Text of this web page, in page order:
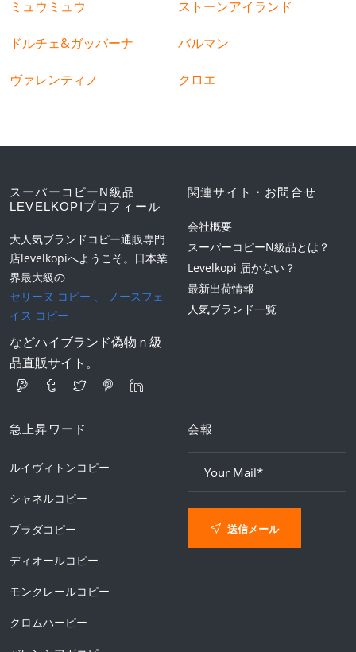
ミュウミュウ ストーンアイランド
ドルチェ&ガッバーナ バルマン
ヴァレンティノ クロエ
スーパーコピーN級品
LEVELKOPIプロフィール
大人気ブランドコピー通販専門
店levelkopiへようこそ。日本業
界最大級の
セリーヌ コピー
ノースフェ
イス コピー
などハイブランド偽物ｎ級
品直販サイト。
関連サイト・お問合せ
会社概要
スーパーコピーN級品とは？
Levelkopi 届かない？
最新出荷情報
人気ブランド一覧
急上昇ワード
ルイヴィトンコピー
シャネルコピー
プラダコピー
ディオールコピー
モンクレールコピー
クロムハーピー
会報
送信メール